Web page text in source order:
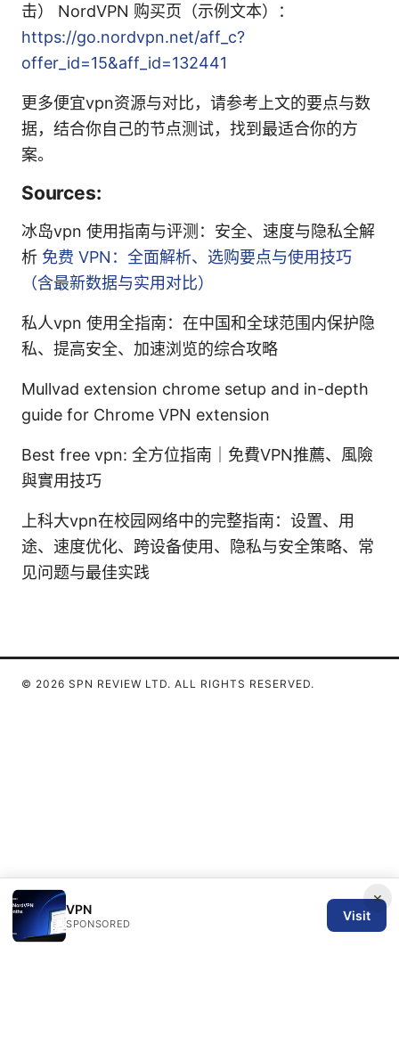
击） NordVPN 购买页（示例文本）：
https://go.nordvpn.net/aff_c?
offer_id=15&aff_id=132441
更多便宜vpn资源与对比，请参考上文的要点与数
据，结合你自己的节点测试，找到最适合你的方
案。
Sources:
冰岛vpn 使用指南与评测：安全、速度与隐私全解
析 免费 VPN：全面解析、选购要点与使用技巧
（含最新数据与实用对比）
私人vpn 使用全指南：在中国和全球范围内保护隐
私、提高安全、加速浏览的综合攻略
Mullvad extension chrome setup and in-depth
guide for Chrome VPN extension
Best free vpn: 全方位指南｜免費VPN推薦、風險
與實用技巧
上科大vpn在校园网络中的完整指南：设置、用
途、速度优化、跨设备使用、隐私与安全策略、常
见问题与最佳实践
×
VPN
SPONSORED
Visit
© 2026 SPN REVIEW LTD. ALL RIGHTS RESERVED.